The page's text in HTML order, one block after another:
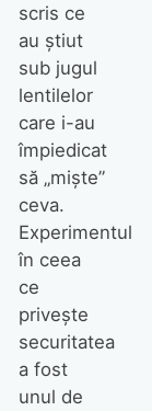
scris ce
au ştiut
sub jugul
lentilelor
care i-au
împiedicat
să „mişte”
ceva.
Experimentul
în ceea
ce
priveşte
securitatea
a fost
unul de